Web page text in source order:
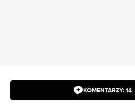
KOMENTARZY: 14